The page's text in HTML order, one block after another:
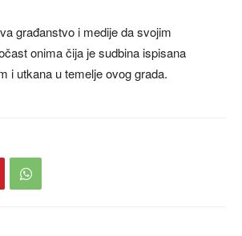
građanstvo i medije da svojim
onima čija je sudbina ispisana
i utkana u temelje ovog grada.